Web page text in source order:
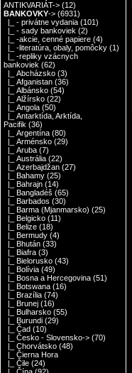
ANTIKVARIÁT-> (12)
BANKOVKY-> (6931)
|_ - privátne vydania (101)
|_ - sady bankoviek (2)
|_ -akcie, cenné papiere (4)
|_ -literatúra, obaly, pomôcky (1)
|_ -repliky vzácnych
bankoviek (62)
|_ Abcházsko (3)
|_ Afganistan (36)
|_ Albánsko (54)
|_ Alžírsko (22)
|_ Angola (50)
|_ Antarktída, Arktída,
Pacifik (36)
|_ Argentína (80)
|_ Arménsko (29)
|_ Aruba (7)
|_ Austrália (22)
|_ Azerbajdžan (27)
|_ Bahamy (25)
|_ Bahrajn (14)
|_ Bangladéš (65)
|_ Barbados (30)
|_ Barma (Mjanmarsko) (25)
|_ Belgicko (11)
|_ Belize (18)
|_ Bermudy (4)
|_ Bhután (33)
|_ Biafra (3)
|_ Bielorusko (43)
|_ Bolívia (49)
|_ Bosna a Hercegovina (51)
|_ Botswana (16)
|_ Brazília (74)
|_ Brunej (16)
|_ Bulharsko (55)
|_ Burundi (29)
|_ Čad (10)
|_ Česko - Slovensko-> (70)
|_ Chorvátsko (48)
|_ Čierna Hora
|_ Čile (24)